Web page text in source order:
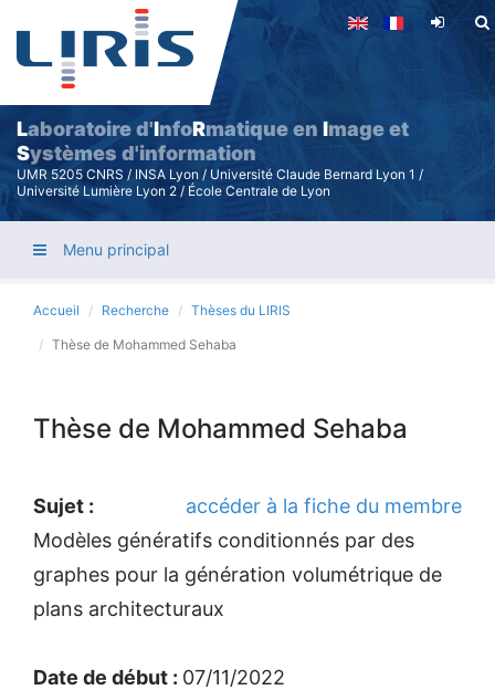
Aller
principal
Laboratoire d'InfoRmatique en Image et
Systèmes d'information
UMR 5205 CNRS / INSA Lyon / Université Claude Bernard Lyon 1 /
Université Lumière Lyon 2 / École Centrale de Lyon
Menu principal
Accueil Recherche Thèses du LIRIS
Thèse de Mohammed Sehaba
Thèse de Mohammed Sehaba
accéder à la fiche du membre
Sujet :
Modèles génératifs conditionnés par des
graphes pour la génération volumétrique de
plans architecturaux
Date de début : 07/11/2022